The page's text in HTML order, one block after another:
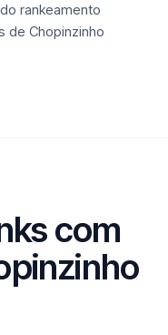
rankeamento
de Chopinzinho
com